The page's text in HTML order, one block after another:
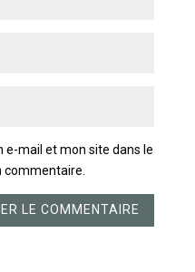
e-mail et mon site dans le
commentaire.